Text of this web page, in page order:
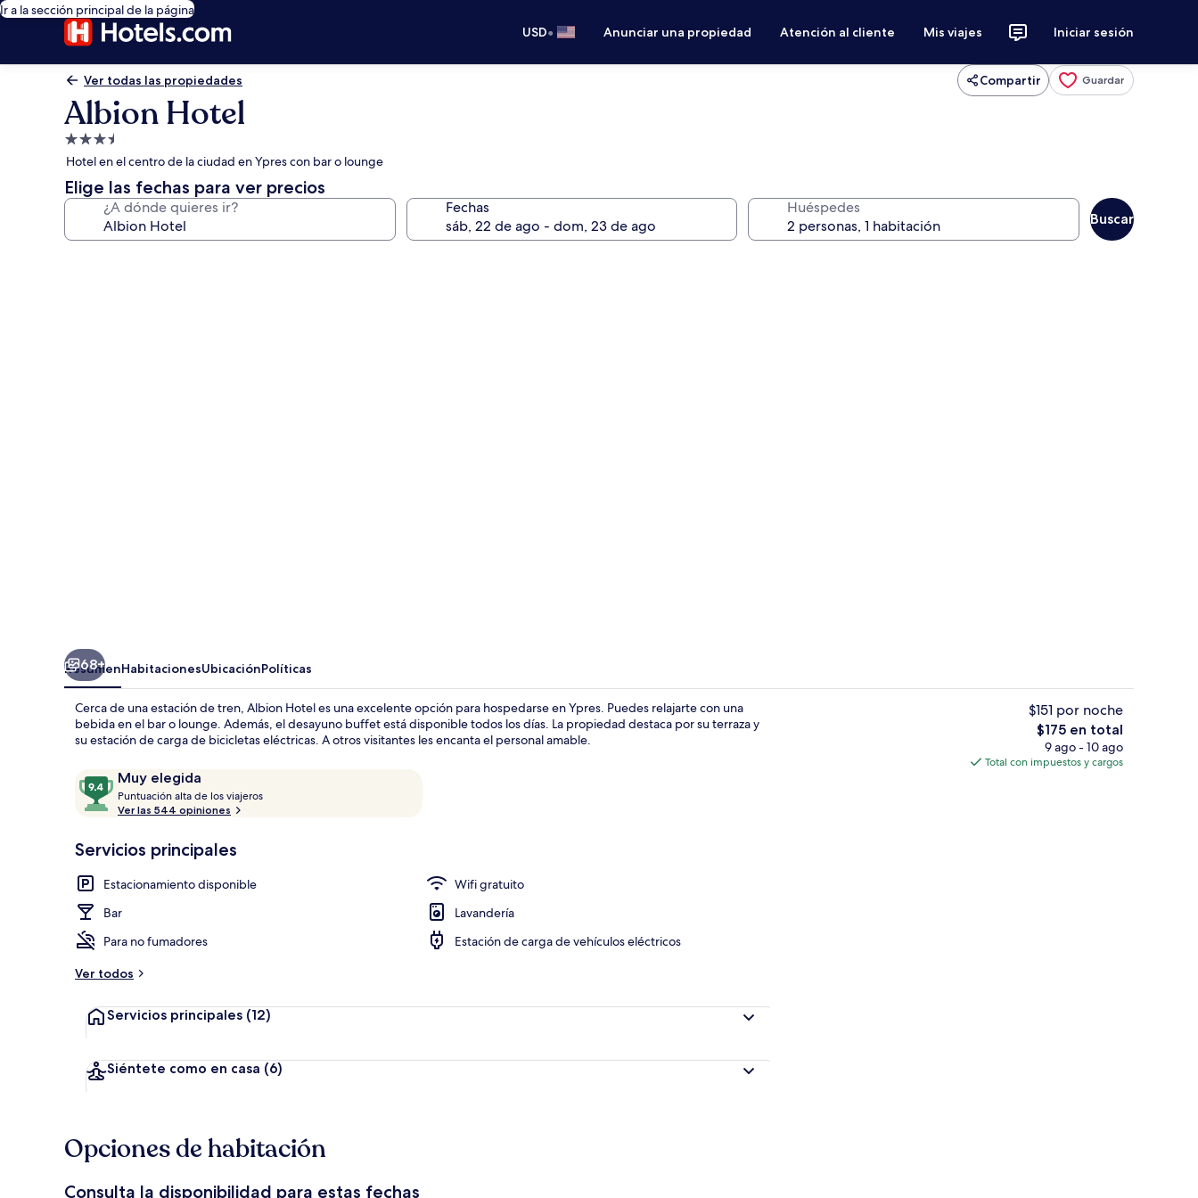
Ir a la sección principal de la página
USD• Anunciar una propiedad Atención al cliente Mis viajes Iniciar sesión
Ver todas las propiedades Compartir Guardar
Albion Hotel
Propiedad
de
3.5
estrellas
Hotel en el centro de la ciudad en Ypres con bar o lounge
Elige las fechas para ver precios
¿A dónde quieres ir? Fechas Huéspedes
Buscar
Terraza o patio
68+
ResumenHabitacionesUbicaciónPolíticas
Cerca de una estación de tren, Albion Hotel es una excelente opción para hospedarse en Ypres. Puedes relajarte con una
bebida en el bar o lounge. Además, el desayuno buffet está disponible todos los días. La propiedad destaca por su terraza y
su estación de carga de bicicletas eléctricas. A otros visitantes les encanta el personal amable.
OpinionesMuy elegida
9.4
de
10,
elegida
Puntuación alta de los viajeros
t
a
e
Ver las 544 opiniones
Servicios principales
Estacionamiento disponible
Wifi gratuito
Bar
Lavandería
Para no fumadores
Estación de carga de vehículos eléctricos
Ver todos
Servicios principales (12)
Siéntete como en casa (6)
$151 por noche
El
precio
total
$175 en total
9 ago - 10 ago
Total con impuestos y cargos
Opciones de habitación
Consulta la disponibilidad para estas fechas